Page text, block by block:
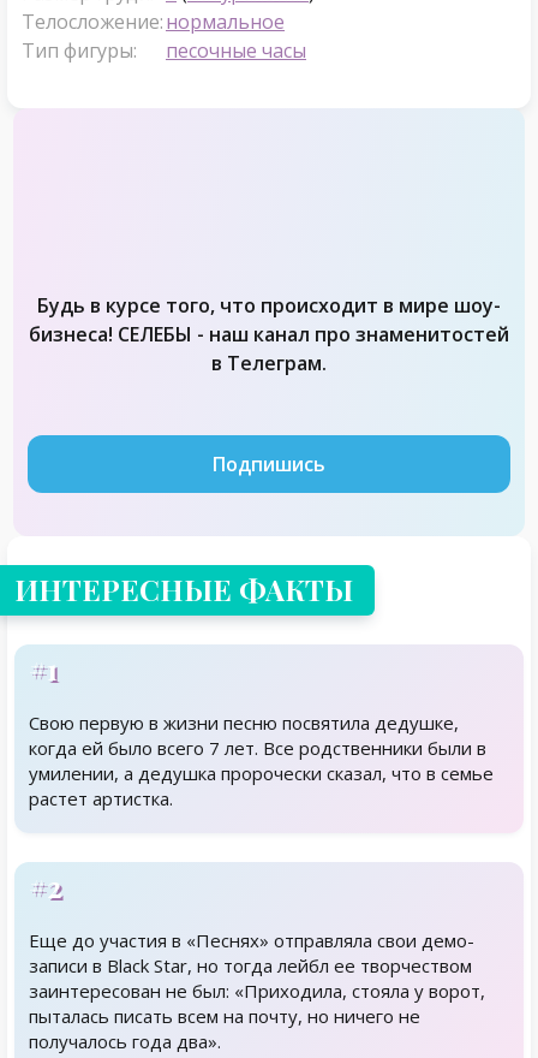
Телосложение:нормальное
Тип фигуры:
песочные часы
Будь в курсе того, что происходит в мире шоу-
бизнеса! СЕЛЕБЫ - наш канал про знаменитостей
в Телеграм.
Подпишись
ИНТЕРЕСНЫЕ ФАКТЫ
#1
Свою первую в жизни песню посвятила дедушке,
когда ей было всего 7 лет. Все родственники были в
умилении, а дедушка пророчески сказал, что в семье
растет артистка.
#2
Еще до участия в «Песнях» отправляла свои демо-
записи в Black Star, но тогда лейбл ее творчеством
заинтересован не был: «Приходила, стояла у ворот,
пыталась писать всем на почту, но ничего не
получалось года два».